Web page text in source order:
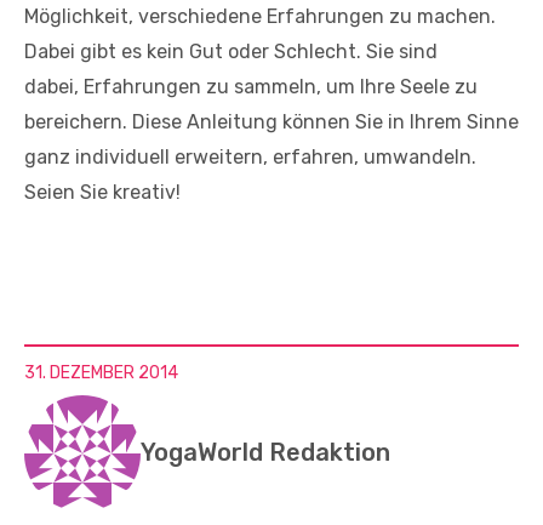
Möglichkeit, verschiedene Erfahrungen zu machen.
Dabei gibt es kein Gut oder Schlecht. Sie sind
dabei, Erfahrungen zu sammeln, um Ihre Seele zu
bereichern. Diese Anleitung können Sie in Ihrem Sinne
ganz individuell erweitern, erfahren, umwandeln.
Seien Sie kreativ!
31. DEZEMBER 2014
YogaWorld Redaktion